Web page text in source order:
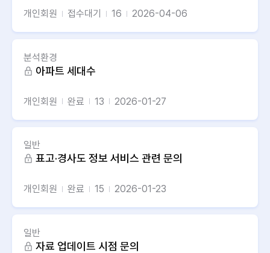
개인회원 접수대기 16 2026-04-06
분석환경
아파트 세대수
개인회원 완료 13 2026-01-27
일반
표고·경사도 정보 서비스 관련 문의
개인회원 완료 15 2026-01-23
일반
자료 업데이트 시점 문의